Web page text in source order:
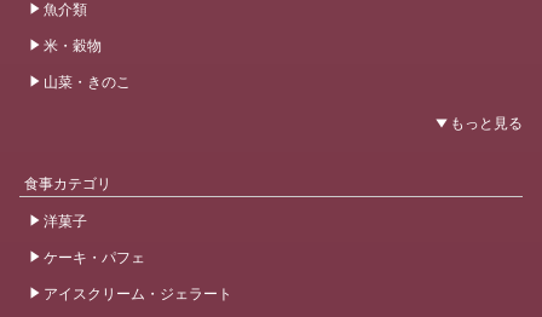
魚介類
米・穀物
山菜・きのこ
食事カテゴリ
洋菓子
ケーキ・パフェ
アイスクリーム・ジェラート